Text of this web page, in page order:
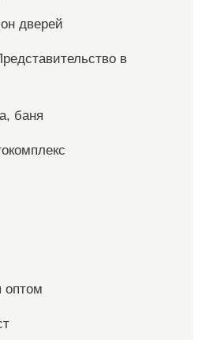
дверей
в
баня
оптом